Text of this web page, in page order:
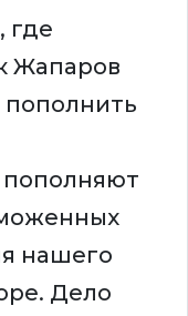
где
Жапаров
нашего
Дело